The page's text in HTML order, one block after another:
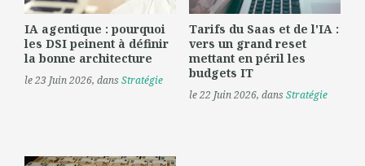
IA agentique : pourquoi
les DSI peinent à définir
la bonne architecture
le 23 Juin 2026, dansStratégie
Tarifs du Saas et de l'IA :
vers un grand reset
mettant en péril les
budgets IT
le 22 Juin 2026, dansStratégie